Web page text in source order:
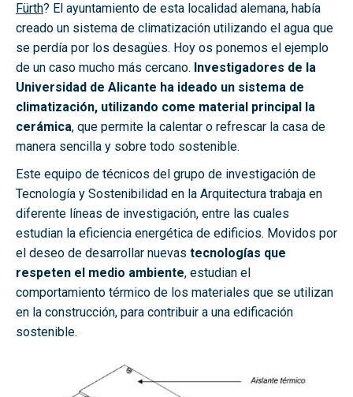
Fürth? El ayuntamiento de esta localidad alemana, había
creado un sistema de climatización utilizando el agua que
se perdía por los desagües. Hoy os ponemos el ejemplo
de un caso mucho más cercano. Investigadores de la
Universidad de Alicante ha ideado un sistema de
climatización, utilizando come material principal la
cerámica, que permite la calentar o refrescar la casa de
manera sencilla y sobre todo sostenible.
Este equipo de técnicos del grupo de investigación de
Tecnología y Sostenibilidad en la Arquitectura trabaja en
diferente líneas de investigación, entre las cuales
estudian la eficiencia energética de edificios. Movidos por
el deseo de desarrollar nuevas tecnologías que
respeten el medio ambiente, estudian el
comportamiento térmico de los materiales que se utilizan
en la construcción, para contribuir a una edificación
sostenible.